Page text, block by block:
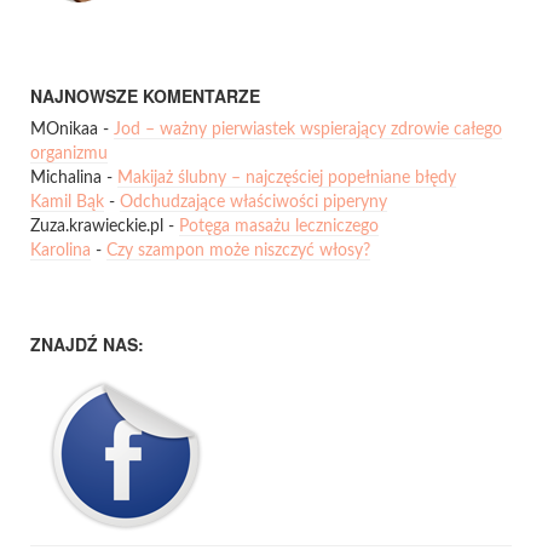
NAJNOWSZE KOMENTARZE
MOnikaa - Jod – ważny pierwiastek wspierający zdrowie całego
organizmu
Michalina - Makijaż ślubny – najczęściej popełniane błędy
Kamil Bąk - Odchudzające właściwości piperyny
Zuza.krawieckie.pl - Potęga masażu leczniczego
Karolina - Czy szampon może niszczyć włosy?
ZNAJDŹ NAS: